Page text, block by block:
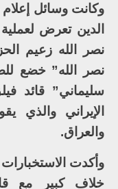
وكانت وسائل إعلام
الدين تعرض
نصر الله زعيم
نصر الله” خضع
سليماني” قائد
الإيراني والذي
والعراق.
وأكدت الاستخبارات
خلاف كبير مع